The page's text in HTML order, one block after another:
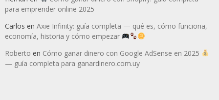
para emprender online 2025
Carlos en Axie Infinity: guía completa — qué es, cómo funciona,
economía, historia y cómo empezar
Roberto en Cómo ganar dinero con Google AdSense en 2025
— guía completa para ganardinero.com.uy